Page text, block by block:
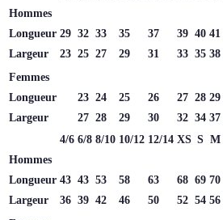
Hommes
Longueur 29 32 33 35 37 39 40 41
Largeur
23 25 27 29 31 33 35 38
Femmes
Longueur
23 24 25 26 27 28 29
Largeur
27 28 29 30 32 34 37
4/6 6/8 8/10 10/12 12/14 XS S M
Hommes
Longueur 43 43 53 58 63 68 69 70
Largeur
36 39 42 46 50 52 54 56